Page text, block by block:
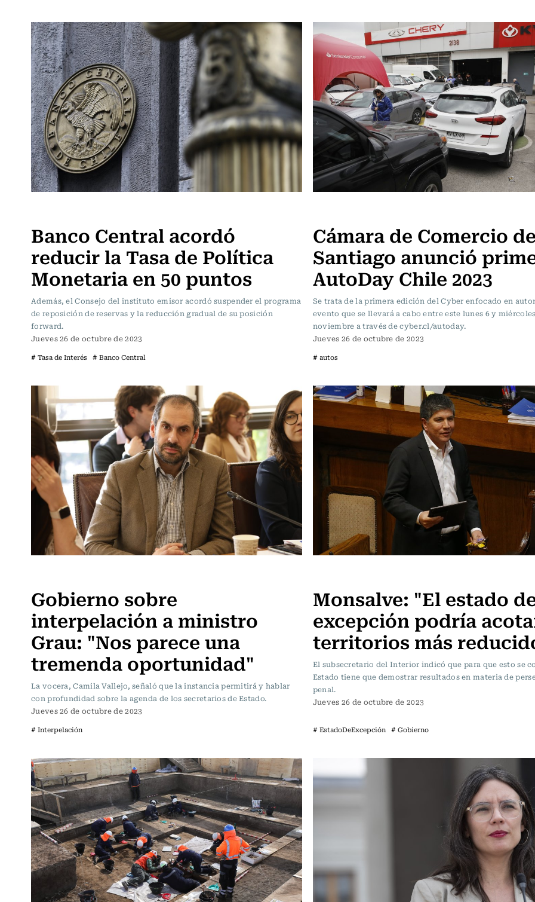
Banco Central acordó
reducir la Tasa de Política
Monetaria en 50 puntos
Además, el Consejo del instituto emisor acordó suspender el programa
de reposición de reservas y la reducción gradual de su posición
forward.
Jueves 26 de octubre de 2023
# Tasa de Interés # Banco Central
Cámara de Comercio
Santiago anunció
AutoDay Chile 2023
Se trata de la primera edición del Cyber enfocado en
evento que se llevará a cabo entre este lunes 6 y
noviembre a través de cyber.cl/autoday.
Jueves 26 de octubre de 2023
# autos
Gobierno sobre
interpelación a ministro
Grau: "Nos parece una
tremenda oportunidad"
La vocera, Camila Vallejo, señaló que la instancia permitirá y hablar
con profundidad sobre la agenda de los secretarios de Estado.
Jueves 26 de octubre de 2023
# Interpelación
Monsalve: "El estado
excepción podría
territorios más
El subsecretario del Interior indicó que para que esto se
Estado tiene que demostrar resultados en materia de
penal.
Jueves 26 de octubre de 2023
# EstadoDeExcepción # Gobierno